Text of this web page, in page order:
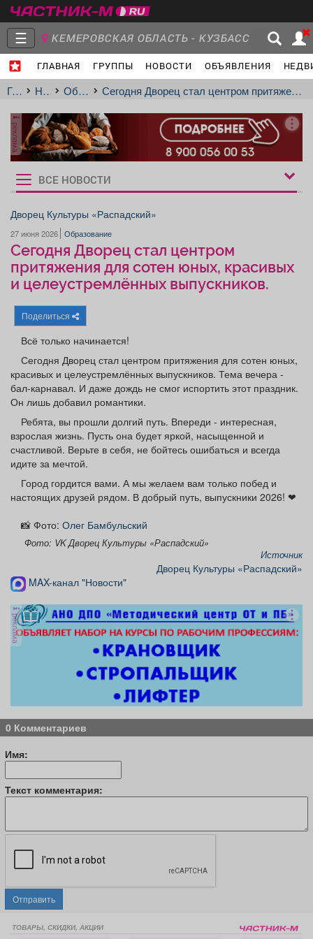
☰ КЕМЕРОВСКАЯ ОБЛАСТЬ - КУЗБАСС
ГЛАВНАЯ ГРУППЫ НОВОСТИ ОБЪЯВЛЕНИЯ
Главная
Объявления Недвижимость Услуги
Работа
Афиша
Товары Поздравления
Я - пенсионер
ГлавнаяНовостиОбразование Сегодня Дворец стал центром притяжения для сотен юных, красивых и целеустремлённых выпускников.
реклама
Рукбрики
новостей
ВСЕ НОВОСТИ
Дворец Культуры «Распадский»
27 июня 2026 Образование
Сегодня Дворец стал центром
притяжения для сотен юных, красивых
и целеустремлённых выпускников.
Поделиться
Всё только начинается!
Сегодня Дворец стал центром притяжения для сотен юных,
красивых и целеустремлённых выпускников. Тема вечера -
бал-карнавал. И даже дождь не смог испортить этот праздник.
Он лишь добавил романтики.
Ребята, вы прошли долгий путь. Впереди - интересная,
взрослая жизнь. Пусть она будет яркой, насыщенной и
счастливой. Верьте в себя, не бойтесь ошибаться и всегда
идите за мечтой.
Город гордится вами. А мы желаем вам только побед и
настоящих друзей рядом. В добрый путь, выпускники 2026! ❤
📸 Фото: Олег Бамбульский
Фото: VK Дворец Культуры «Распадский»
Источник
Дворец Культуры «Распадский»
MAX-канал "Новости"
реклама
0 Комментариев
Имя:
Текст комментария:
Отправить
ТОВАРЫ, СКИДКИ, АКЦИИ